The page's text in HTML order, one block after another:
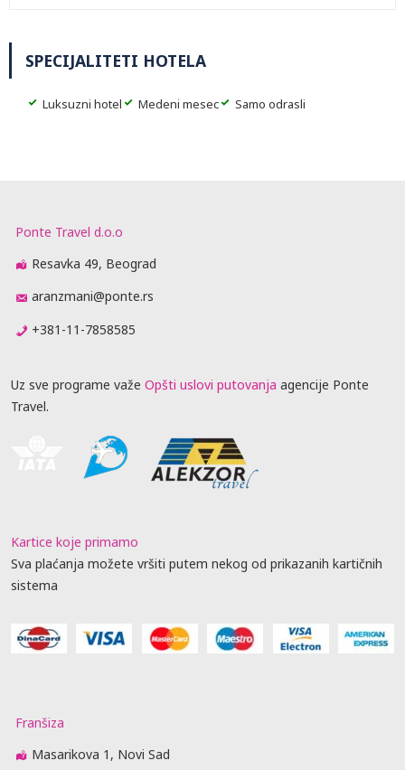
SPECIJALITETI HOTELA
Luksuzni hotel Medeni mesec Samo odrasli
Ponte Travel d.o.o
Resavka 49, Beograd
aranzmani@ponte.rs
+381-11-7858585
Uz sve programe važe Opšti uslovi putovanja agencije Ponte
Travel.
Kartice koje primamo
Sva plaćanja možete vršiti putem nekog od prikazanih kartičnih
sistema
Franšiza
Masarikova 1, Novi Sad